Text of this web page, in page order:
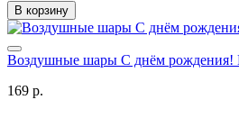
В корзину
Воздушные шары С днём рождения!
169 р.